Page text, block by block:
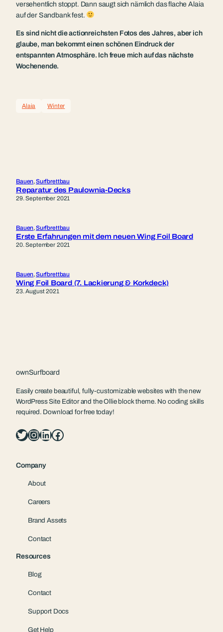
versehentlich stoppt. Dann saugt sich nämlich das flache Alaia
auf der Sandbank fest.
Es sind nicht die actionreichsten Fotos des Jahres, aber ich
glaube, man bekommt einen schönen Eindruck der
entspannten Atmosphäre. Ich freue mich auf das nächste
Wochenende.
Alaia Winter
Bauen, Surfbrettbau
Reparatur des Paulownia-Decks
29. September 2021
Bauen, Surfbrettbau
Erste Erfahrungen mit dem neuen Wing Foil Board
20. September 2021
Bauen, Surfbrettbau
Wing Foil Board (7. Lackierung & Korkdeck)
23. August 2021
ownSurfboard
Easily create beautiful, fully-customizable websites with the new
WordPress Site Editor and the Ollie block theme. No coding skills
required. Download for free today!
Twitter InstagramLinkedIn Facebook
Company
About
Careers
Brand Assets
Contact
Resources
Blog
Contact
Support Docs
Get Help